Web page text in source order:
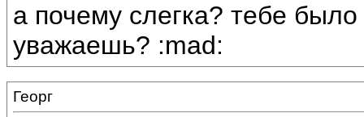
а почему слегка? тебе
уважаешь? :mad:
Георг